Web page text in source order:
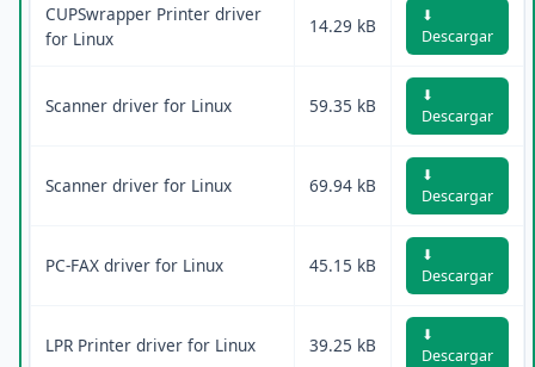
CUPSwrapper Printer driver
for Linux
14.29 kB
⬇
Descargar
Scanner driver for Linux 59.35 kB
⬇
Descargar
Scanner driver for Linux 69.94 kB
⬇
Descargar
PC-FAX driver for Linux 45.15 kB
⬇
Descargar
LPR Printer driver for Linux 39.25 kB
⬇
Descargar